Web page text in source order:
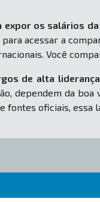
expor os salários
acessar a
Você
de alta
dependem da
fontes oficiais, essa